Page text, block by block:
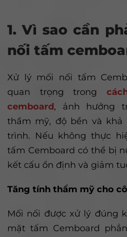
1. Vì sao cần
nối tấm
Xử lý mối nối tấm
quan trọng trong
cemboard, ảnh hưởng
thẩm mỹ, độ bền và khả
trình. Nếu không thực
tấm Cemboard có thể bị
kết cấu ổn định và giảm
Tăng tính thẩm mỹ cho
Mối nối được xử lý đúng
mặt tấm Cemboard